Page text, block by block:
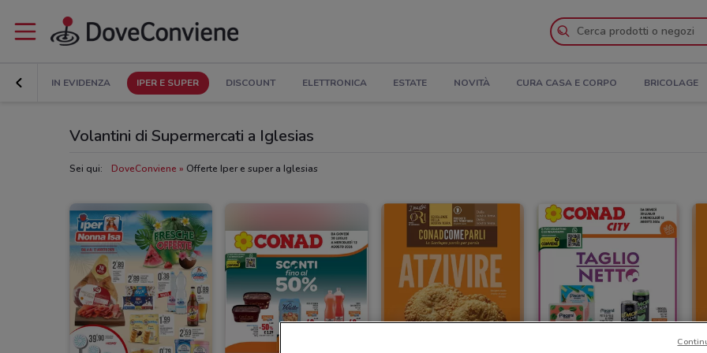
IN EVIDENZA IPER E SUPER DISCOUNT ELETTRONICA ESTATE NOVITÀ CURA CASA E CORPO BRICOLAGE
Volantini di Supermercati a Iglesias
Sei qui: DoveConviene Offerte Iper e super a Iglesias